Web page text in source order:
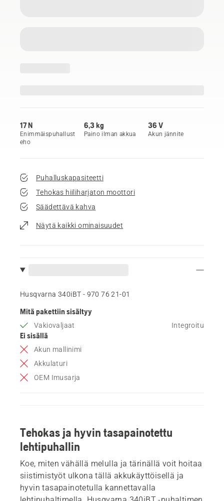
17 N
Enimmäispuhallust
eho
6,3 kg
Paino ilman akkua
36 V
Akun jännite
Puhalluskapasiteetti
Tehokas hiiliharjaton moottori
Säädettävä kahva
Näytä kaikki ominaisuudet
Husqvarna 340iBT - 970 76 21‑01
Mitä pakettiin sisältyy
Vakiovaljaat Integroitu
Ei sisällä
Akun mallinimi
Akkulaturi
OEM Imusarja
Tehokas ja hyvin tasapainotettu
lehtipuhallin
Koe, miten vähällä melulla ja tärinällä voit hoitaa
siistimistyöt ulkona tällä akkukäyttöisellä ja
hyvin tasapainotetulla kannettavalla